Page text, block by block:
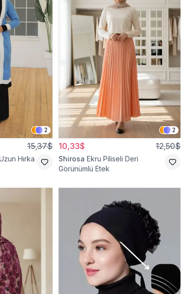
2
15,37$
Hırka
2
10,33$ 12,50$
Shirosa Ekru Piliseli Deri
Görünümlü Etek